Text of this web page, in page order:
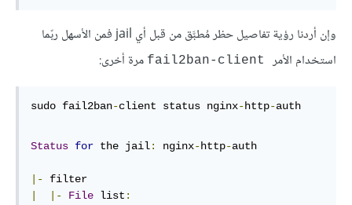
وإن أردنا رؤية تفاصيل حظر مُطبَّق من قبل أي jail فمن الأسهل ربّما
استخدام الأمر
مرة أخرى:
sudo fail2ban-client status nginx-http-auth
Status for the jail: nginx-http-auth
|-
|- File list :